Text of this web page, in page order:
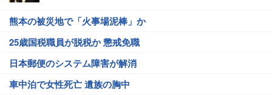
熊本の被災地で「火事場泥棒」か
25歳国税職員が脱税か 懲戒免職
日本郵便のシステム障害が解消
車中泊で女性死亡 遺族の胸中